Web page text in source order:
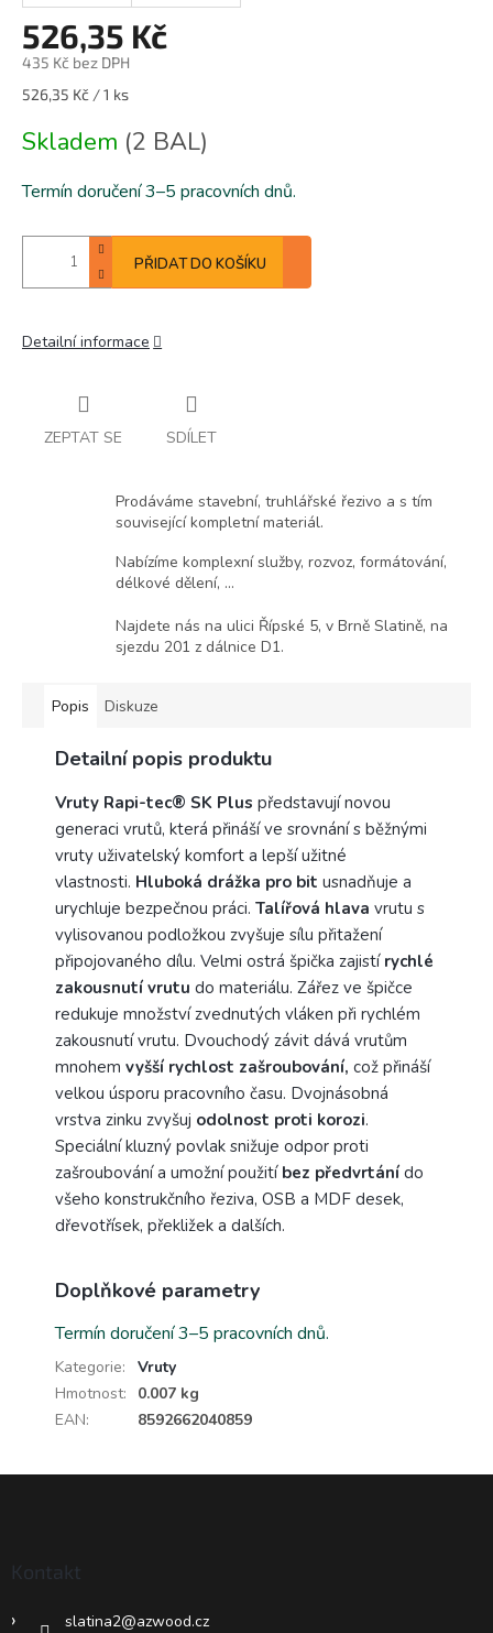
526,35 Kč
435 Kč bez DPH
Měrná
526,35 Kč / 1 ks
Skladem (2 BAL)
Termín doručení 3–5 pracovních dnů.
PŘIDAT DO KOŠÍKU
Detailní informace
ZEPTAT SE SDÍLET
Prodáváme stavební, truhlářské řezivo a s tím
související kompletní materiál.
Nabízíme komplexní služby, rozvoz, formátování,
délkové dělení, ...
Najdete nás na ulici Řípské 5, v Brně Slatině, na
sjezdu 201 z dálnice D1.
Popis Diskuze
Detailní popis produktu
Vruty Rapi-tec® SK Plus představují novou
generaci vrutů, která přináší ve srovnání s běžnými
vruty uživatelský komfort a lepší užitné
vlastnosti. Hluboká drážka pro bit usnadňuje a
urychluje bezpečnou práci. Talířová hlava vrutu s
vylisovanou podložkou zvyšuje sílu přitažení
připojovaného dílu. Velmi ostrá špička zajistí rychlé
zakousnutí vrutu do materiálu. Zářez ve špičce
redukuje množství zvednutých vláken při rychlém
zakousnutí vrutu. Dvouchodý závit dává vrutům
mnohem vyšší rychlost zašroubování, což přináší
velkou úsporu pracovního času. Dvojnásobná
vrstva zinku zvyšuj odolnost proti korozi.
Speciální kluzný povlak snižuje odpor proti
zašroubování a umožní použití bez předvrtání do
všeho konstrukčního řeziva, OSB a MDF desek,
dřevotřísek, překližek a dalších.
Doplňkové parametry
Termín doručení 3–5 pracovních dnů.
Kategorie:
Vruty
Hmotnost:
0.007 kg
EAN: 8592662040859
Kontakt
slatina2@azwood.cz